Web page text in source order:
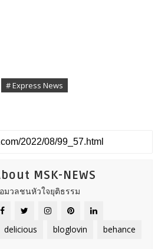
# Express News
MSK-NEWS
มวลชนหัวใจยุติธรรม
delicious bloglovin behance